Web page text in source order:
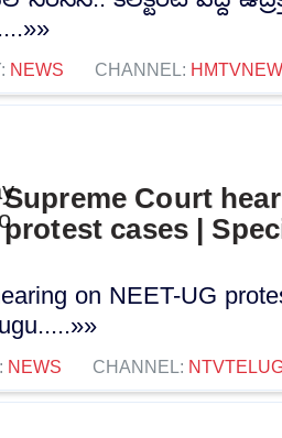
NEWS CHANNEL:
Supreme Court
protest cases |
on NEET-UG
NEWS CHANNEL: